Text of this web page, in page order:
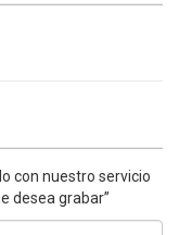
con nuestro servicio
desea grabar”